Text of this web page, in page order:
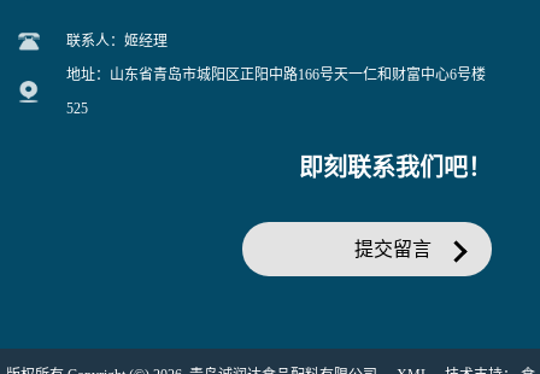
联系人：姬经理
地址：山东省青岛市城阳区正阳中路166号天一仁和财富中心6号楼
525
即刻联系我们吧！
提交留言